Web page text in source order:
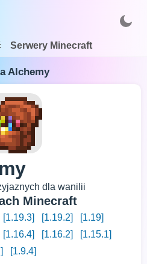
Serwery Minecraft
Alchemy
dla wanilii
Minecraft
[1.19.3] [1.19.2]
[1.19]
[1.16.4] [1.16.2]
[1.15.1]
[1.9.4]